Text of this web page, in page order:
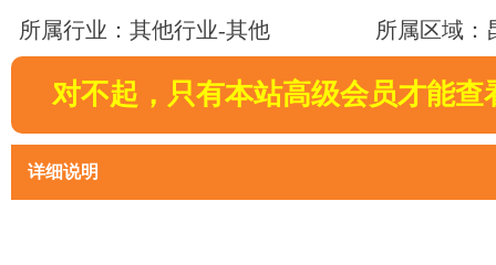
所属行业：其他行业-其他
所属区域：
对不起，只有本站高级会员才能查
详细说明